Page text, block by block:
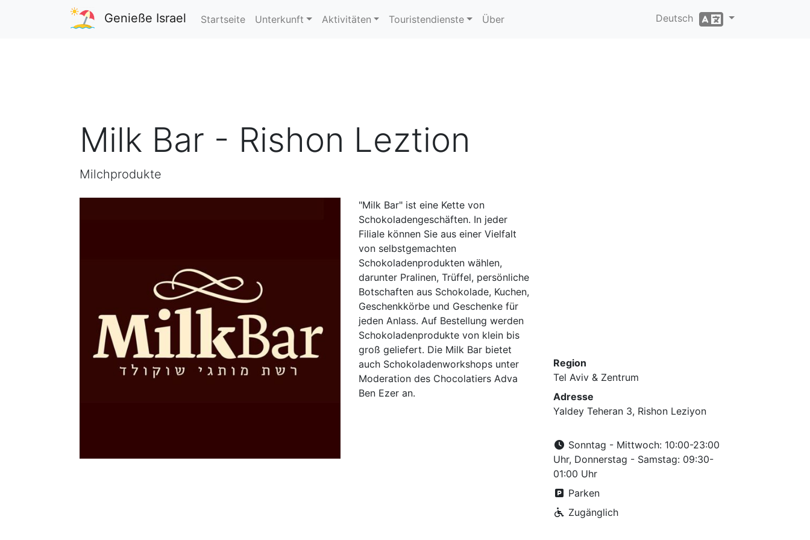
Genieße Israel Startseite Unterkunft Aktivitäten Touristendienste Über Deutsch
Milk Bar - Rishon Leztion
Milchprodukte
"Milk Bar" ist eine Kette von
Schokoladengeschäften. In jeder
Filiale können Sie aus einer Vielfalt
von selbstgemachten
Schokoladenprodukten wählen,
darunter Pralinen, Trüffel, persönliche
Botschaften aus Schokolade, Kuchen,
Geschenkkörbe und Geschenke für
jeden Anlass. Auf Bestellung werden
Schokoladenprodukte von klein bis
groß geliefert. Die Milk Bar bietet
auch Schokoladenworkshops unter
Moderation des Chocolatiers Adva
Ben Ezer an.
Region
Tel Aviv & Zentrum
Adresse
Yaldey Teheran 3, Rishon Leziyon
Sonntag - Mittwoch: 10:00-23:00
Uhr, Donnerstag - Samstag: 09:30-
01:00 Uhr
Parken
Zugänglich